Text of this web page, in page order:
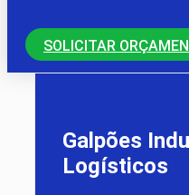
SOLICITAR
Galpões
Logísticos